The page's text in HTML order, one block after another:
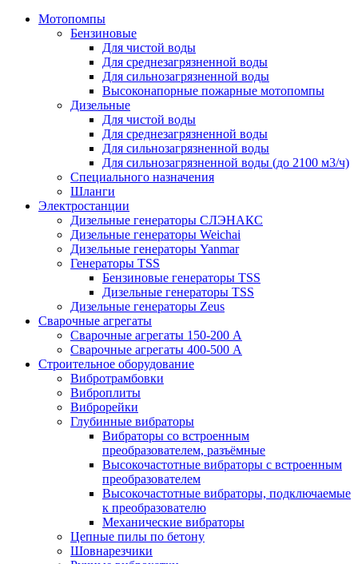
Мотопомпы
Бензиновые
Для чистой воды
Для среднезагрязненной воды
Для сильнозагрязненной воды
Высоконапорные пожарные мотопомпы
Дизельные
Для чистой воды
Для среднезагрязненной воды
Для сильнозагрязненной воды
Для сильнозагрязненной воды (до 2100 м3/ч)
Специального назначения
Шланги
Электростанции
Дизельные генераторы СЛЭНАКС
Дизельные генераторы Weichai
Дизельные генераторы Yanmar
Генераторы TSS
Бензиновые генераторы TSS
Дизельные генераторы TSS
Дизельные генераторы Zeus
Сварочные агрегаты
Сварочные агрегаты 150-200 А
Сварочные агрегаты 400-500 А
Строительное оборудование
Вибротрамбовки
Виброплиты
Виброрейки
Глубинные вибраторы
Вибраторы со встроенным
преобразователем, разъёмные
Высокочастотные вибраторы с встроенным
преобразователем
Высокочастотные вибраторы, подключаемые
к преобразователю
Механические вибраторы
Цепные пилы по бетону
Шовнарезчики